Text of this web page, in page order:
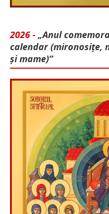
2026 - „Anul
calendar (mironosițe,
și mame)”